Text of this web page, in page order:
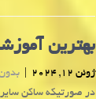
بهترین
ژوئن 12, 2024
در صورتیکه ساکن